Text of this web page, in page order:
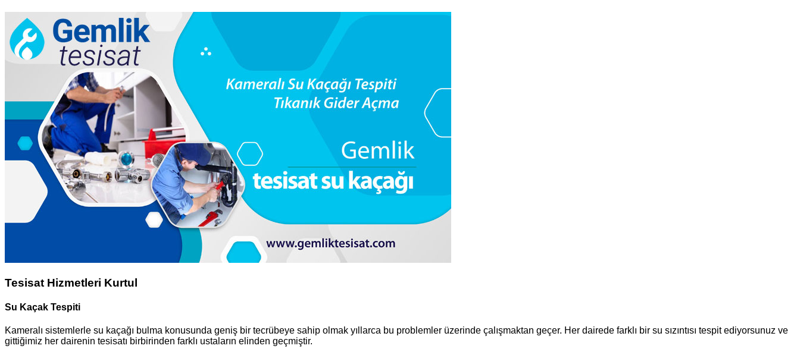
Tesisat Hizmetleri Kurtul
Su Kaçak Tespiti
Kameralı sistemlerle su kaçağı bulma konusunda geniş bir tecrübeye sahip olmak yıllarca bu problemler üzerinde çalışmaktan geçer. Her dairede farklı bir su sızıntısı tespit ediyorsunuz ve
gittiğimiz her dairenin tesisatı birbirinden farklı ustaların elinden geçmiştir.